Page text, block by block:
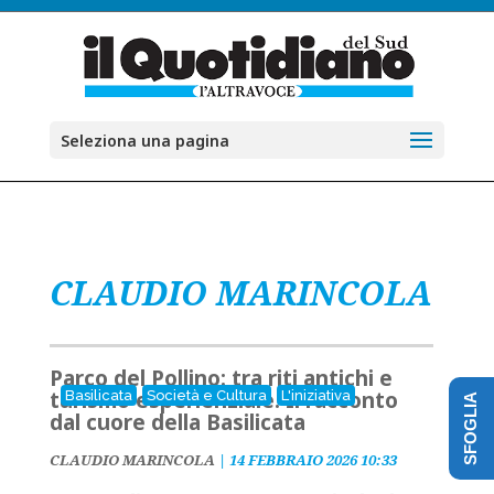
Seleziona una pagina
CLAUDIO MARINCOLA
Basilicata Società e Cultura L'iniziativa
Parco del Pollino: tra riti antichi e
turismo esperienziale. Il racconto
dal cuore della Basilicata
CLAUDIO MARINCOLA| 14 FEBBRAIO 2026 10:33 SFOGLIA